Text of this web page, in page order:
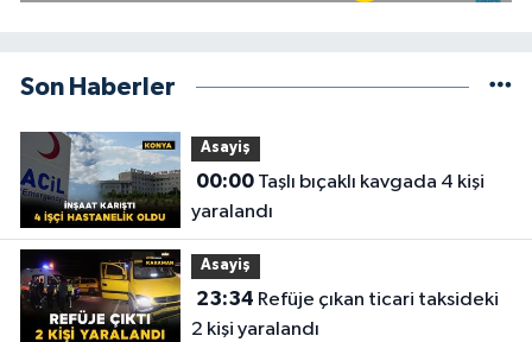
Son Haberler
Asayiş
00:00Taşlı bıçaklı kavgada 4 kişi
yaralandı
Asayiş
23:34
2 kişi yaralandı